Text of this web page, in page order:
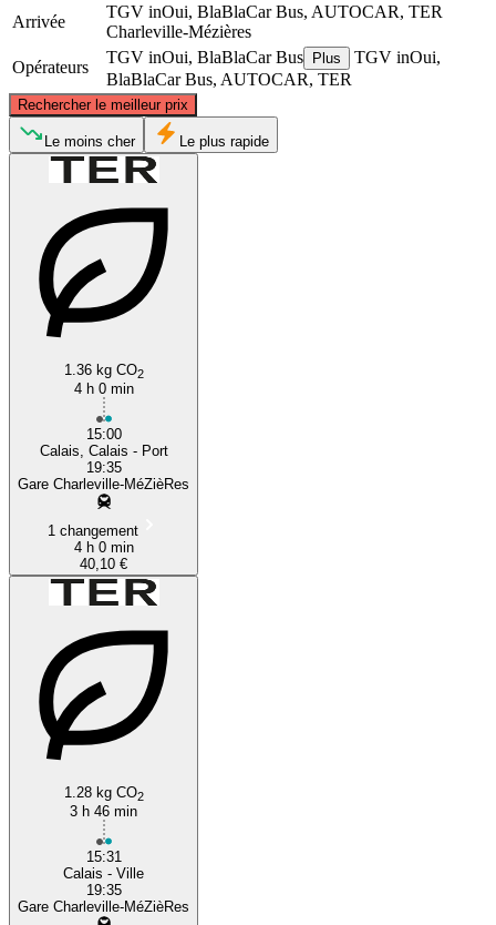
Arrivée
TGV inOui, BlaBlaCar Bus, AUTOCAR, TER
Charleville-Mézières
Opérateurs
TGV inOui, BlaBlaCar Bus Plus
TGV inOui,
BlaBlaCar Bus, AUTOCAR, TER
Rechercher le meilleur prix
Calais
©CARTO, © OpenStreetMap
Le moins cher Le plus rapide
1.36 kg CO2
4 h 0 min
15:00
Calais, Calais - Port
19:35
Gare Charleville-MéZièRes
1 changement
4 h 0 min
40,10 €
1.28 kg CO2
3 h 46 min
15:31
Calais - Ville
19:35
Gare Charleville-MéZièRes